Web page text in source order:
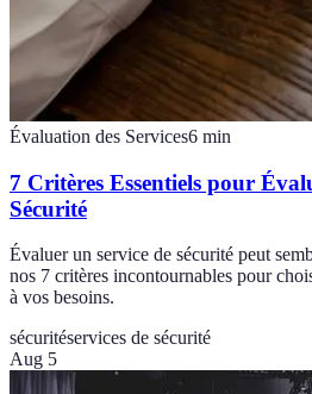
Évaluation des Services6 min
7 Critères Essentiels pour
Sécurité
Évaluer un service de sécurité peut
nos 7 critères incontournables pour
à vos besoins.
sécuritéservices de sécurité
Aug 5